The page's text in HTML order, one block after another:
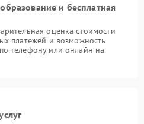
и бесплатная
оценка стоимости
платежей и возможность
телефону или онлайн на